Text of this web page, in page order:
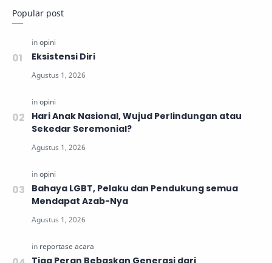
Popular post
Eksistensi Diri
Hari Anak Nasional, Wujud Perlindungan atau
Sekedar Seremonial?
Bahaya LGBT, Pelaku dan Pendukung semua
Mendapat Azab-Nya